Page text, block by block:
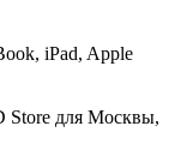
iPad, Apple
Store для Москвы,